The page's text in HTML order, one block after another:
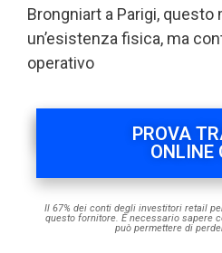
Brongniart a Parigi, questo
un’esistenza fisica, ma
operativo
PROVA
ONLINE
Il 67% dei conti degli investitori retail
questo fornitore. È necessario sapere
può permettere di